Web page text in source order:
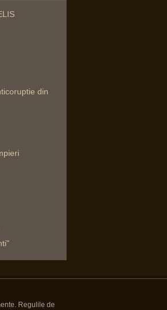
din
Regulile de